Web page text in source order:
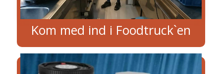
Kom med ind i Foodtruck`en